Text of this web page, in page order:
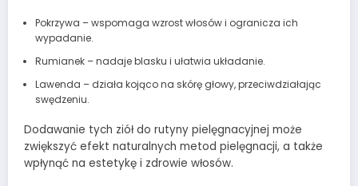
Pokrzywa – wspomaga wzrost włosów i ogranicza ich
wypadanie.
Rumianek – nadaje blasku i ułatwia układanie.
Lawenda – działa kojąco na skórę głowy, przeciwdziałając
swędzeniu.
Dodawanie tych ziół do rutyny pielęgnacyjnej może
zwiększyć efekt naturalnych metod pielęgnacji, a także
wpłynąć na estetykę i zdrowie włosów.